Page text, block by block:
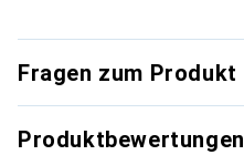
Fragen zum Produkt
Produktbewertungen